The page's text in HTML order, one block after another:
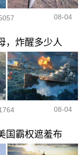
08-04
，炸醒多少人
08-04
国霸权遮羞布